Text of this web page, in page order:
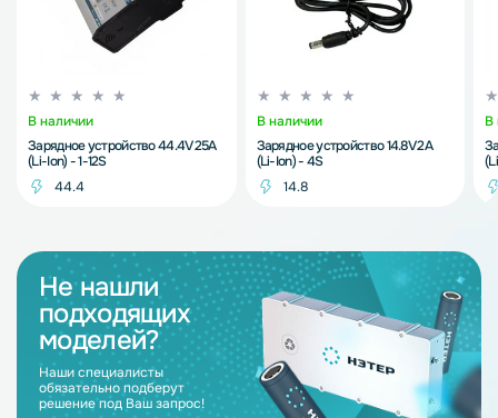
В наличии
Зарядное устройство 44.4V 25A
(Li-Ion) - 1-12S
44.4
В наличии
Зарядное устройство 14.8V 2A
(Li-Ion) - 4S
14.8
В
Не нашли
подходящих
моделей?
Наши специалисты
обязательно подберут
решение под Ваш запрос!